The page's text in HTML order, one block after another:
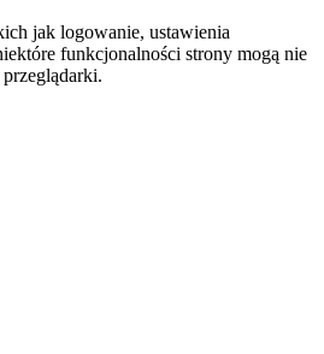
jak logowanie, ustawienia
funkcjonalności strony mogą nie